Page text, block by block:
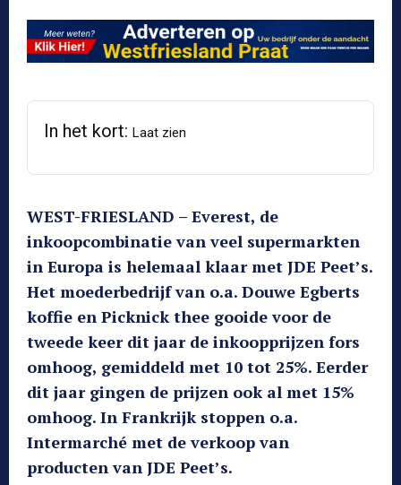
In het kort: Laat zien
WEST-FRIESLAND – Everest, de
inkoopcombinatie van veel supermarkten
in Europa is helemaal klaar met JDE Peet’s.
Het moederbedrijf van o.a. Douwe Egberts
koffie en Picknick thee gooide voor de
tweede keer dit jaar de inkoopprijzen fors
omhoog, gemiddeld met 10 tot 25%. Eerder
dit jaar gingen de prijzen ook al met 15%
omhoog. In Frankrijk stoppen o.a.
Intermarché met de verkoop van
producten van JDE Peet’s.